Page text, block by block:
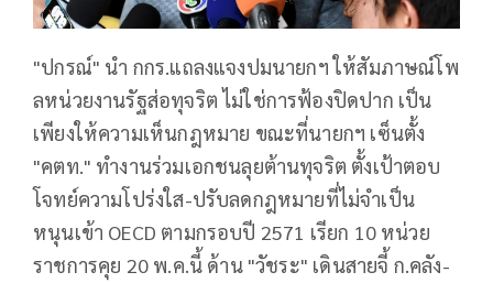
"ปกรณ์​" นำ​ กกร.แถลง​แจงปมนายกฯ ให้สัมภาษ​ณ์โพ
ลหน่วยงานรัฐส่อทุจริต ไม่ใช่การฟ้องปิดปาก เป็น
เพียงให้ความเห็นกฎหมาย ขณะที่นายกฯ เซ็นตั้ง
"คตท." ทำงานร่วมเอกชนลุยต้านทุจริต ตั้งเป้าตอบ
โจทย์ความโปร่งใส-ปรับลดกฎหมายที่ไม่จำเป็น
หนุนเข้า OECD ตามกรอบปี 2571 ​เรียก 10 หน่วย
ราชการคุย 20 พ.ค.นี้ ด้าน "วัชระ" เดินสายจี้ ก.คลัง-